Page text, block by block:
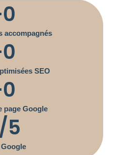
accompagnés
0
SEO
0
page Google
0
Google
/5